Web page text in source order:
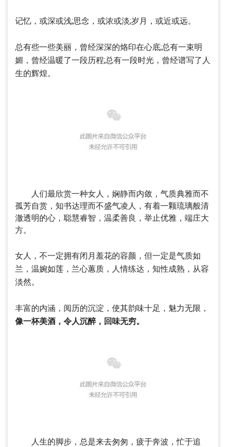
记忆，或深或浅;思念，或浓或淡;岁月，或近或远。
总有些一些美丽，曾经深深的烙印在心底;总有一束明
媚，曾经温暖了一段历程;总有一段时光，曾经谱写了人
生的辉煌。
人们最欣赏一种女人，娴静而内敛，气质典雅而不
孤芳自赏，知书达理而不盛气凌人，有着一颗琉璃般清
澈透明的心，聪慧睿智，温柔善良，举止优雅，端庄大
方。
女人，不一定拥有闭月羞花的容颜，但一定是气质如
兰，温婉如莲，兰心蕙质，人情练达，知性成熟，从容
淡然。
丰富的内涵，阅历的沉淀，使其韵味十足，魅力无限，
像一杯美酒，令人沉醉，回味无穷。
人生的脚步，总是来去匆匆，疲于奔波，忙于追